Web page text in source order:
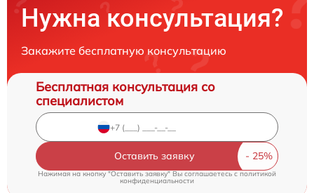
Нужна консультация?
Закажите бесплатную консультацию
Бесплатная консультация со
специалистом
Оставить заявку
Нажимая на кнопку "Оставить заявку" Вы соглашаетесь cполитикой
конфиденциальности